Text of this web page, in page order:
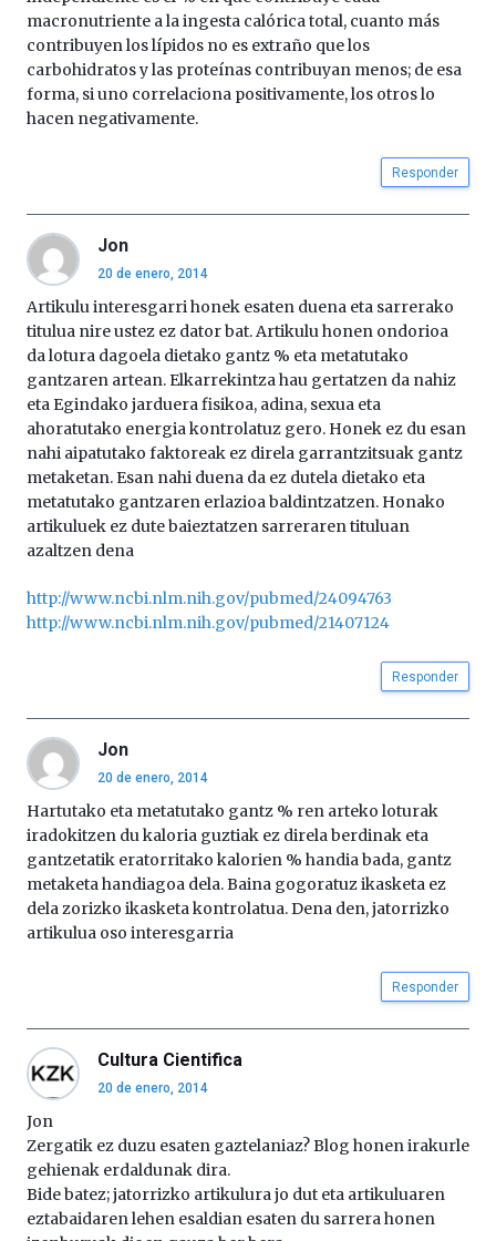
macronutriente a la ingesta calórica total, cuanto más
contribuyen los lípidos no es extraño que los
carbohidratos y las proteínas contribuyan menos; de esa
forma, si uno correlaciona positivamente, los otros lo
hacen negativamente.
Responder
Jon
20 de enero, 2014
Artikulu interesgarri honek esaten duena eta sarrerako
titulua nire ustez ez dator bat. Artikulu honen ondorioa
da lotura dagoela dietako gantz % eta metatutako
gantzaren artean. Elkarrekintza hau gertatzen da nahiz
eta Egindako jarduera fisikoa, adina, sexua eta
ahoratutako energia kontrolatuz gero. Honek ez du esan
nahi aipatutako faktoreak ez direla garrantzitsuak gantz
metaketan. Esan nahi duena da ez dutela dietako eta
metatutako gantzaren erlazioa baldintzatzen. Honako
artikuluek ez dute baieztatzen sarreraren tituluan
azaltzen dena
http://www.ncbi.nlm.nih.gov/pubmed/24094763
http://www.ncbi.nlm.nih.gov/pubmed/21407124
Responder
Jon
20 de enero, 2014
Hartutako eta metatutako gantz % ren arteko loturak
iradokitzen du kaloria guztiak ez direla berdinak eta
gantzetatik eratorritako kalorien % handia bada, gantz
metaketa handiagoa dela. Baina gogoratuz ikasketa ez
dela zorizko ikasketa kontrolatua. Dena den, jatorrizko
artikulua oso interesgarria
Responder
Cultura Cientifica
20 de enero, 2014
Jon
Zergatik ez duzu esaten gaztelaniaz? Blog honen irakurle
gehienak erdaldunak dira.
Bide batez; jatorrizko artikulura jo dut eta artikuluaren
eztabaidaren lehen esaldian esaten du sarrera honen